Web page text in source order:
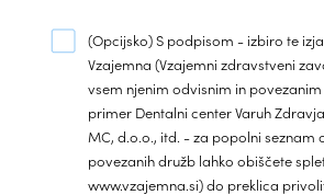
(Opcijsko)S podpisom - izbiro te
Vzajemna (Vzajemni zdravstveni
vsem njenim odvisnim in
primer Dentalni center Varuh
MC, d.o.o., itd. - za popolni seznam
povezanih družb lahko obiščete
www.vzajemna.si) do preklica